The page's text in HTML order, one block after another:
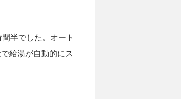
半でした。オート
給湯が自動的にス